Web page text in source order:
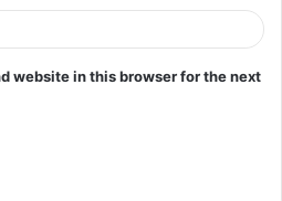
website in this browser for the next